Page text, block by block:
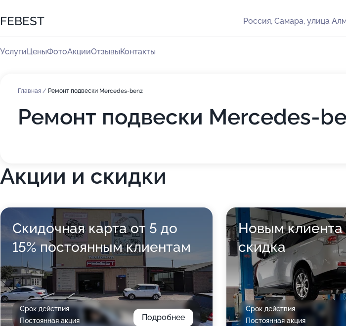
FEBEST Россия, Самара, улица
УслугиЦеныФотоАкцииОтзывыКонтакты
Главная / Ремонт подвески Mercedes-benz
Ремонт подвески Mercedes-
Акции и скидки
Скидочная карта от 5 до
15% постоянным клиентам
Срок действия
Постоянная акция
Подробнее
Новым клиента
скидка
Срок действия
Постоянная акция